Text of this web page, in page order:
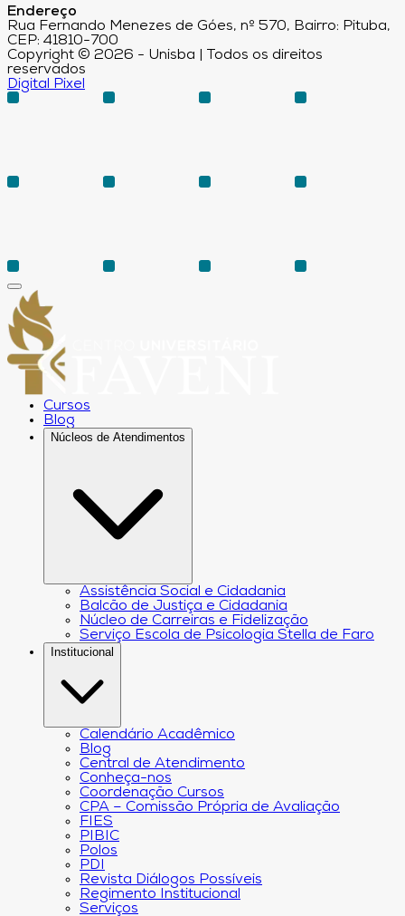
Endereço
Rua Fernando Menezes de Góes, nº 570, Bairro: Pituba,
CEP: 41810-700
Copyright © 2026 - Unisba | Todos os direitos
reservados
Digital Pixel
Cursos
Blog
Núcleos de Atendimentos
Assistência Social e Cidadania
Balcão de Justiça e Cidadania
Núcleo de Carreiras e Fidelização
Serviço Escola de Psicologia Stella de Faro
Institucional
Calendário Acadêmico
Blog
Central de Atendimento
Conheça-nos
Coordenação Cursos
CPA – Comissão Própria de Avaliação
FIES
PIBIC
Polos
PDI
Revista Diálogos Possíveis
Regimento Institucional
Serviços